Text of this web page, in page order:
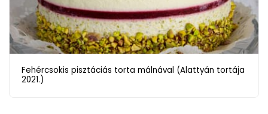
Fehércsokis pisztáciás torta málnával (Alattyán tortája
2021.)